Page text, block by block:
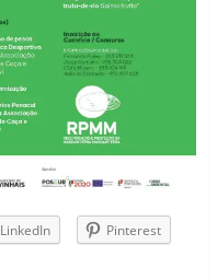
LinkedIn
Pinterest